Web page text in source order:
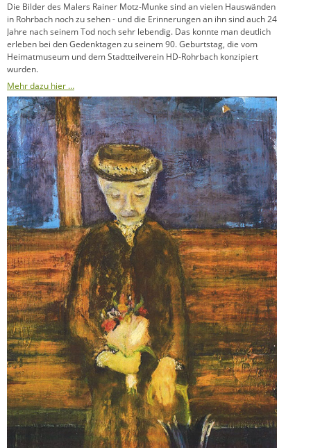
Die Bilder des Malers Rainer Motz-Munke sind an vielen Hauswänden
in Rohrbach noch zu sehen - und die Erinnerungen an ihn sind auch 24
Jahre nach seinem Tod noch sehr lebendig. Das konnte man deutlich
erleben bei den Gedenktagen zu seinem 90. Geburtstag, die vom
Heimatmuseum und dem Stadtteilverein HD-Rohrbach konzipiert
wurden.
Mehr dazu hier …